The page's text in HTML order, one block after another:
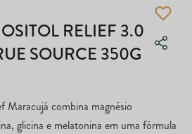
RELIEF 3.0
SOURCE 350G
Maracujá combina magnésio
glicina e melatonina em uma fórmula
6º Colágeno
7º Maca Peruana
9